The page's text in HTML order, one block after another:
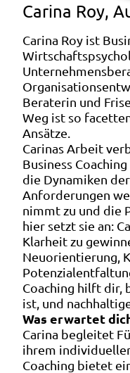
Carina Roy,
Carina Roy ist
Beraterin und
Weg ist so
Ansätze.
Carinas Arbeit
Business
die Dynamiken
Anforderungen
nimmt zu und die
hier setzt sie an:
Klarheit zu
Neuorientierung,
Coaching hilft dir,
ist, und
Was erwartet
Carina begleitet
ihrem
Coaching bietet